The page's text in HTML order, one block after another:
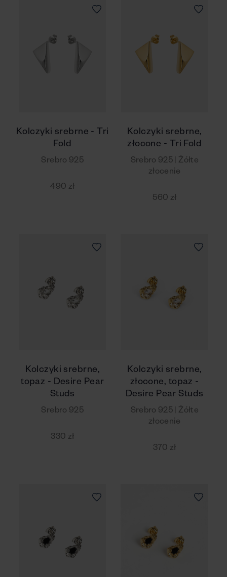
Kolczyki srebrne - Tri
Fold
Srebro 925
490 zł
Kolczyki srebrne,
złocone - Tri Fold
Srebro 925 | Żółte
złocenie
560 zł
Kolczyki srebrne,
topaz - Desire Pear
Studs
Srebro 925
330 zł
Kolczyki srebrne,
złocone, topaz -
Desire Pear Studs
Srebro 925 | Żółte
złocenie
370 zł